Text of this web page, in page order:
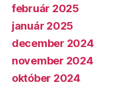
február 2025
január 2025
december 2024
november 2024
október 2024